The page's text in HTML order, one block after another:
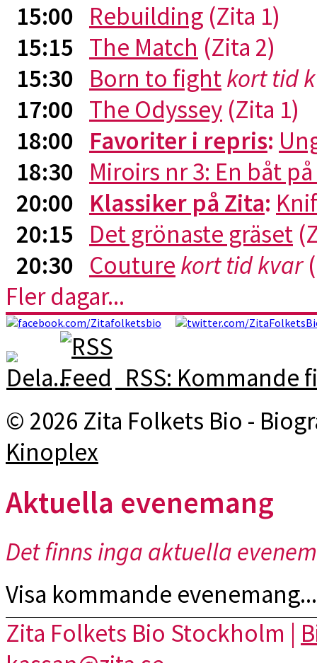
15:00 Rebuilding (Zita 1)
15:15 The Match (Zita 2)
15:30 Born to fightkort tid
17:00 The Odyssey (Zita 1)
18:00 Favoriter i repris:
18:30 Miroirs nr 3: En båt
20:00 Klassiker på Zita:
20:15 Det grönaste gräset
20:30 Couture kort tid kvar
Fler dagar...
RSS: Kommande
© 2026 Zita Folkets Bio -
Kinoplex
Aktuella evenemang
Det finns inga aktuella
Visa kommande evenemang...
Zita Folkets Bio Stockholm |